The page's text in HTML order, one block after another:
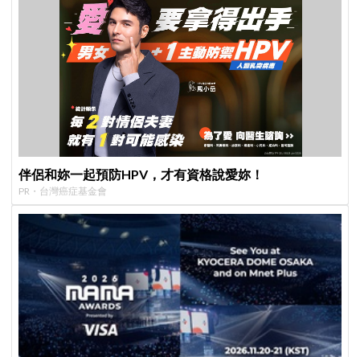
伴侶和妳一起預防HPV，才有資格說愛妳！
PR・台灣癌症基金會